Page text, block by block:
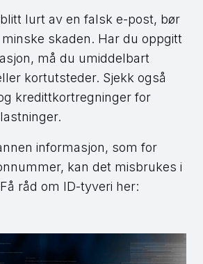
lurt av en falsk e-post, bør
skaden. Har du oppgitt
må du umiddelbart
kortutsteder. Sjekk også
kredittkortregninger for
informasjon, som for
kan det misbrukes i
råd om ID-tyveri her: